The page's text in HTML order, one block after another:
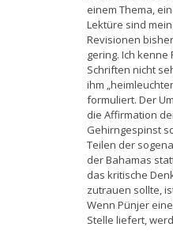
einem Thema,
Lektüre sind
Revisionen
gering. Ich
Schriften nicht
ihm
formuliert. Der
die Affirmation
Gehirngespinst
Teilen der
der Bahamas
das kritische
zutrauen sollte,
Wenn Pünjer
Stelle liefert,